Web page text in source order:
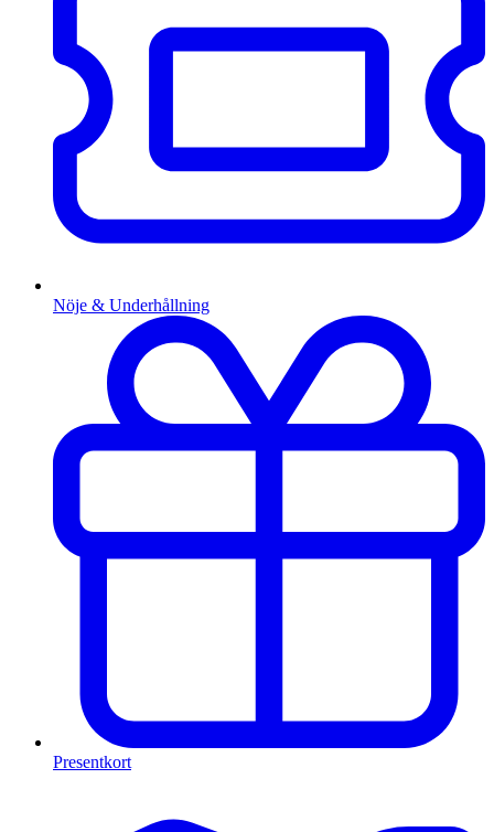
Nöje & Underhållning
Presentkort